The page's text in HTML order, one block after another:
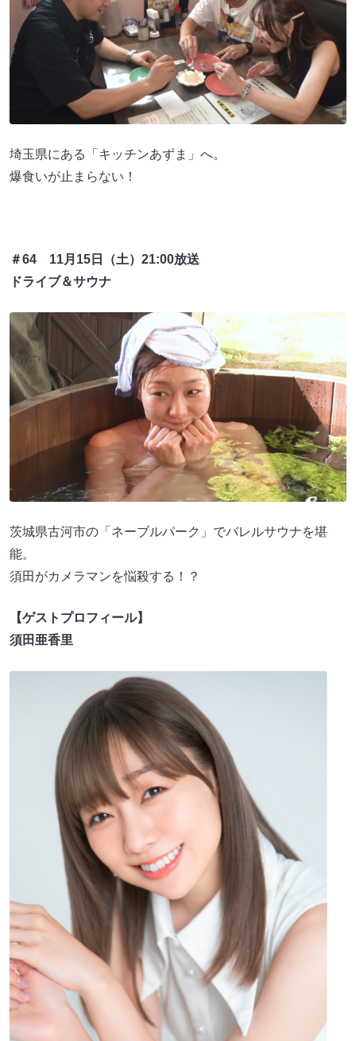
埼玉県にある「キッチンあずま」へ。
爆食いが止まらない！
＃64 11月15日（土）21:00放送
ドライブ＆サウナ
茨城県古河市の「ネーブルパーク」でバレルサウナを堪
能。
須田がカメラマンを悩殺する！？
【ゲストプロフィール】
須田亜香里